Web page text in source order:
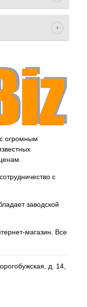
огромным
с
заводской
магазин. Все
д. 14,